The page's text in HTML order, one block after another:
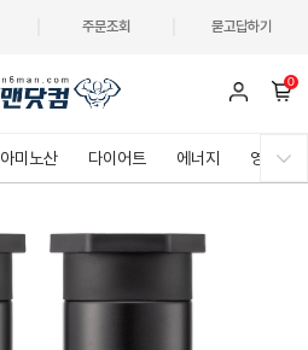
주문조회 묻고답하기
0
아미노산 다이어트 에너지 영양제